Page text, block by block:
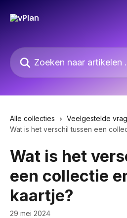
Zoeken naar artikelen ...
Alle collecties Veelgestelde
Wat is het verschil tussen een
Wat is het
een collectie
kaartje?
29 mei 2024